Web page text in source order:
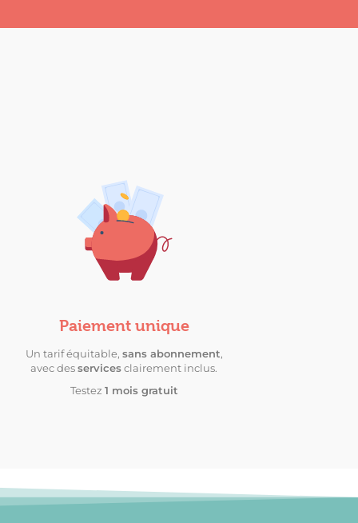
Paiement unique
Un tarif équitable, sans abonnement,
avec desservicesclairement inclus.
Testez 1 mois gratuit